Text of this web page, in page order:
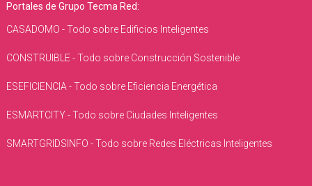
Portales de Grupo Tecma Red:
CASADOMO - Todo sobre Edificios Inteligentes
CONSTRUIBLE - Todo sobre Construcción Sostenible
ESEFICIENCIA - Todo sobre Eficiencia Energética
ESMARTCITY - Todo sobre Ciudades Inteligentes
SMARTGRIDSINFO - Todo sobre Redes Eléctricas Inteligentes